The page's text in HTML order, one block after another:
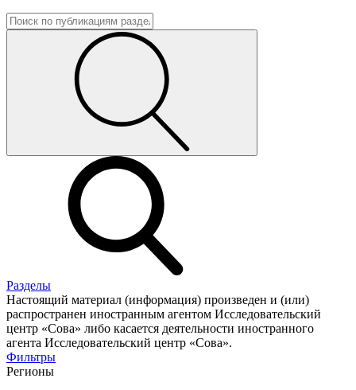
Разделы
Настоящий материал (информация) произведен и (или)
распространен иностранным агентом Исследовательский
центр «Сова» либо касается деятельности иностранного
агента Исследовательский центр «Сова».
Фильтры
Регионы